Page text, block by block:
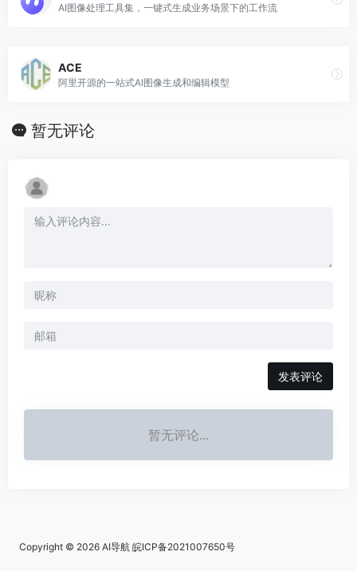
AI图像处理工具集，一键式生成业务场景下的工作流
ACE
阿里开源的一站式AI图像生成和编辑模型
暂无评论
发表评论
暂无评论...
Copyright © 2026 AI导航 皖ICP备2021007650号